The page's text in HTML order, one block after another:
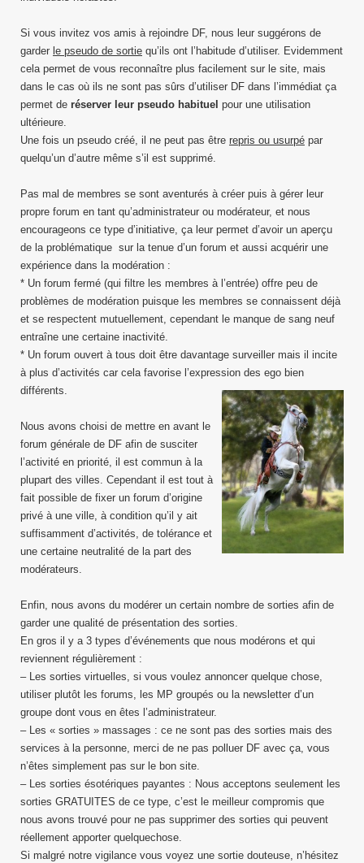
Si vous invitez vos amis à rejoindre DF, nous leur suggérons de
garder le pseudo de sortie qu’ils ont l’habitude d’utiliser. Evidemment
cela permet de vous reconnaître plus facilement sur le site, mais
dans le cas où ils ne sont pas sûrs d’utiliser DF dans l’immédiat ça
permet de réserver leur pseudo habituel pour une utilisation
ultérieure.
Une fois un pseudo créé, il ne peut pas être repris ou usurpé par
quelqu’un d’autre même s’il est supprimé.
Pas mal de membres se sont aventurés à créer puis à gérer leur
propre forum en tant qu’administrateur ou modérateur, et nous
encourageons ce type d’initiative, ça leur permet d’avoir un aperçu
de la problématique sur la tenue d’un forum et aussi acquérir une
expérience dans la modération :
* Un forum fermé (qui filtre les membres à l’entrée) offre peu de
problèmes de modération puisque les membres se connaissent déjà
et se respectent mutuellement, cependant le manque de sang neuf
entraîne une certaine inactivité.
* Un forum ouvert à tous doit être davantage surveiller mais il incite
à plus d’activités car cela favorise l’expression des ego bien
différents.
Nous avons choisi de mettre en avant le
forum générale de DF afin de susciter
l’activité en priorité, il est commun à la
plupart des villes. Cependant il est tout à
fait possible de fixer un forum d’origine
privé à une ville, à condition qu’il y ait
suffisamment d’activités, de tolérance et
une certaine neutralité de la part des
modérateurs.
Enfin, nous avons du modérer un certain nombre de sorties afin de
garder une qualité de présentation des sorties.
En gros il y a 3 types d’événements que nous modérons et qui
reviennent régulièrement :
– Les sorties virtuelles, si vous voulez annoncer quelque chose,
utiliser plutôt les forums, les MP groupés ou la newsletter d’un
groupe dont vous en êtes l’administrateur.
– Les « sorties » massages : ce ne sont pas des sorties mais des
services à la personne, merci de ne pas polluer DF avec ça, vous
n’êtes simplement pas sur le bon site.
– Les sorties ésotériques payantes : Nous acceptons seulement les
sorties GRATUITES de ce type, c’est le meilleur compromis que
nous avons trouvé pour ne pas supprimer des sorties qui peuvent
réellement apporter quelquechose.
Si malgré notre vigilance vous voyez une sortie douteuse, n’hésitez